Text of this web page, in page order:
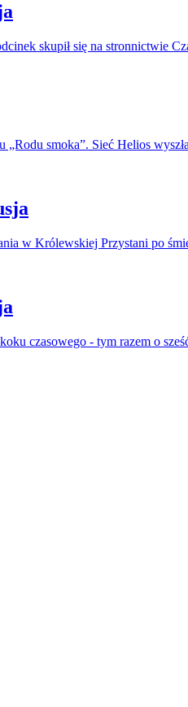
skupił się na
„Rodu smoka”. Sieć Helios
w Królewskiej Przystani po
czasowego - tym razem o